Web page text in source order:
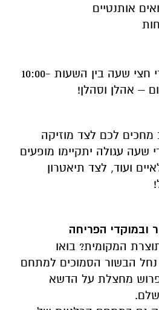
אותנטיים
כל הסדנאות יחלו מדי חצי שעה בין השעות 10:00-
מחכים לכם לצד מוזיקה
שעה עגולה יתקיימו מופעים
ועוד, לצד תיאטרון
ובמוקדי הפריחה
המקומית? בואו
הבשור הסמוכים למתחם
מחצלת על הדשא